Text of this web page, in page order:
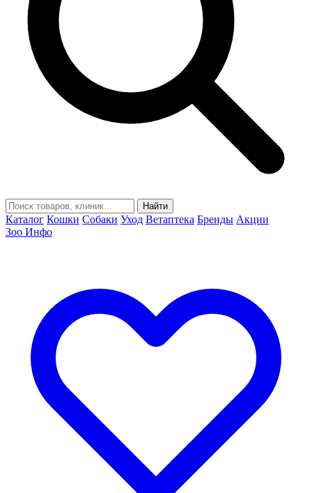
Найти
Каталог Кошки Собаки Уход Ветаптека Бренды Акции
Зоо Инфо